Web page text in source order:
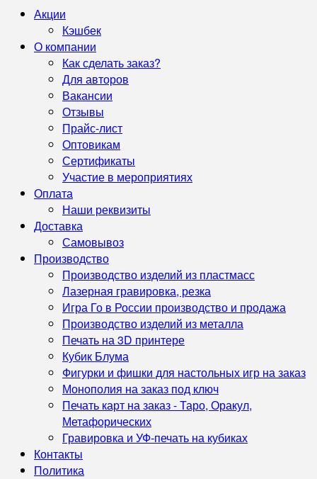
Акции
Кэшбек
О компании
Как сделать заказ?
Для авторов
Вакансии
Отзывы
Прайс-лист
Оптовикам
Сертификаты
Участие в мероприятиях
Оплата
Наши реквизиты
Доставка
Самовывоз
Производство
Производство изделий из пластмасс
Лазерная гравировка, резка
Игра Го в России производство и продажа
Производство изделий из металла
Печать на 3D принтере
Кубик Блума
Фигурки и фишки для настольных игр на заказ
Монополия на заказ под ключ
Печать карт на заказ - Таро, Оракул,
Метафорических
Гравировка и УФ‑печать на кубиках
Контакты
Политика